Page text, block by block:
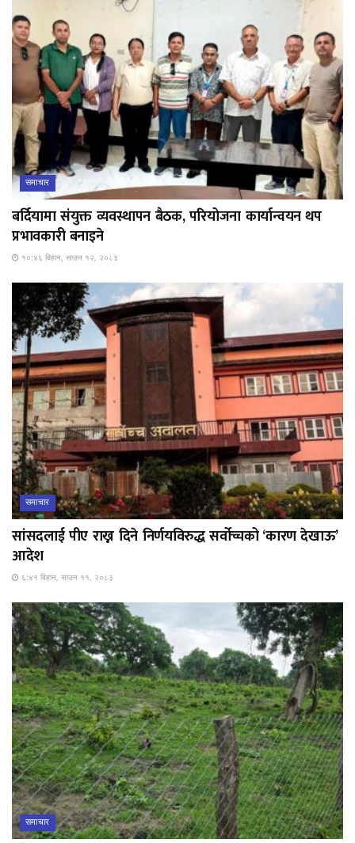
समाचार
बर्दियामा संयुक्त व्यवस्थापन बैठक, परियोजना कार्यान्वयन थप
प्रभावकारी बनाइने
१०:४६ बिहान, साउन १२, २०८३
समाचार
सांसदलाई पीए राख्न दिने निर्णयविरुद्ध सर्वोच्चको ‘कारण देखाऊ’
आदेश
६:४१ बिहान, साउन ११, २०८३
समाचार